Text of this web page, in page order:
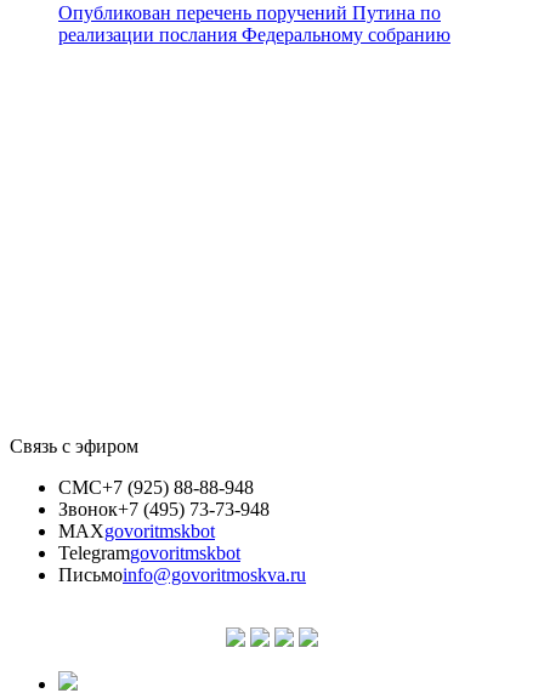
Опубликован перечень поручений Путина по
реализации послания Федеральному собранию
Связь с эфиром
СМС+7 (925) 88-88-948
Звонок+7 (495) 73-73-948
MAXgovoritmskbot
Telegramgovoritmskbot
Письмоinfo@govoritmoskva.ru